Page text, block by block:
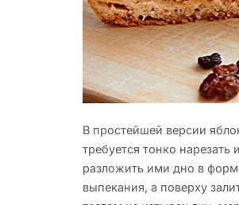
В простейшей версии
требуется тонко нарезать и
разложить ими дно в
выпекания, а поверху